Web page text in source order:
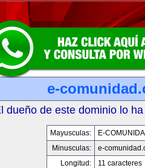
e-
dueño de este dominio lo
Mayusculas:
E-
Minusculas:
e-
Longitud:
11 caracteres